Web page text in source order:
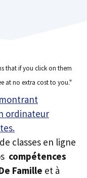
that if you click on them
at no extra cost to you."
classes en ligne
compétences
Famille et à